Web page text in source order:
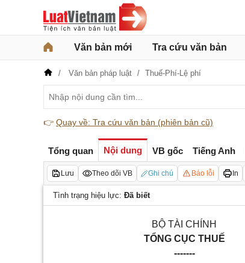
Văn bản mới Tra cứu văn bản
Văn bản pháp luật Thuế-Phí-Lệ phí
👉 Quay về: Tra cứu văn bản (phiên bản cũ)
Tổng quan Nội dung VB gốc Tiếng Anh
Lưu Theo dõi VB Ghi chú Báo lỗi In
Tình trạng hiệu lực: Đã biết
BỘ TÀI CHÍNH
TỔNG CỤC THUẾ
-------